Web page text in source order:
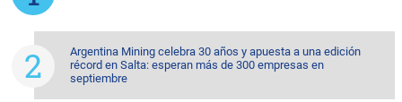
Argentina Mining celebra 30 años y apuesta a una edición
récord en Salta: esperan más de 300 empresas en
septiembre